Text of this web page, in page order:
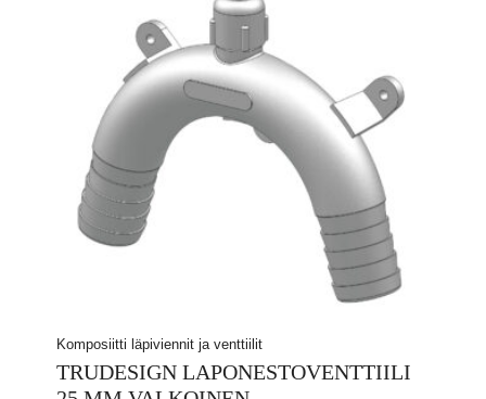
Komposiitti läpiviennit ja venttiilit
TRUDESIGN LAPONESTOVENTTIILI